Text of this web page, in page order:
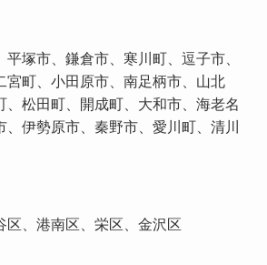
塚市、鎌倉市、寒川町、逗子市、
宮町、小田原市、南足柄市、山北
、松田町、開成町、大和市、海老名
伊勢原市、秦野市、愛川町、清川
区、港南区、栄区、金沢区